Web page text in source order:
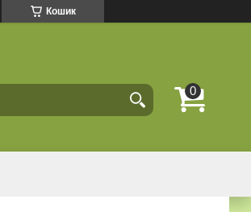
Кошик